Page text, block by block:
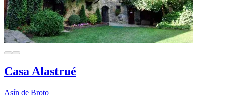
Casa Alastrué
Asín de Broto